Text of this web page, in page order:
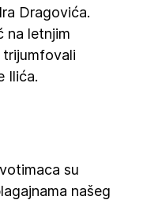
Dragovića.
na letnjim
trijumfovali
Ilića.
su
našeg